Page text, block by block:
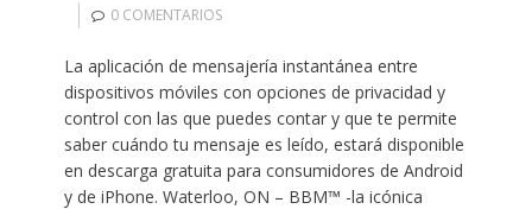
0 COMENTARIOS
La aplicación de mensajería instantánea entre
dispositivos móviles con opciones de privacidad y
control con las que puedes contar y que te permite
saber cuándo tu mensaje es leído, estará disponible
en descarga gratuita para consumidores de Android
y de iPhone. Waterloo, ON – BBM™ -la icónica